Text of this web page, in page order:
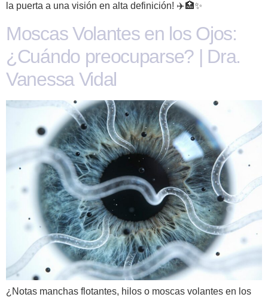
la puerta a una visión en alta definición! ✈️🏥✨
Moscas Volantes en los Ojos:
¿Cuándo preocuparse? | Dra.
Vanessa Vidal
¿Notas manchas flotantes, hilos o moscas volantes en los